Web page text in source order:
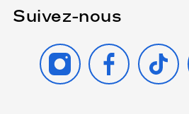
Suivez-nous
INSTAGRAMFACEBOOK
TIKTOK